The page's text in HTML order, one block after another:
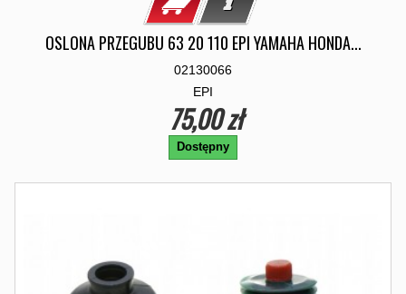
OSLONA PRZEGUBU 63 20 110 EPI YAMAHA HONDA...
02130066
EPI
75,00 zł
Dostępny